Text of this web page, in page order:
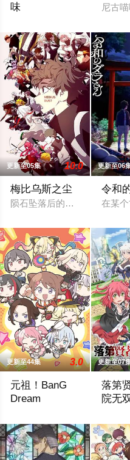
味
尼古
更新至05集 10.0
梅比乌斯之尘
陨石坠落后的第十年，由于
更新至06
令和
在某
更新至44集 3.0
元祖！BanG
Dream
更新至07
落第
院无
弊魔
记